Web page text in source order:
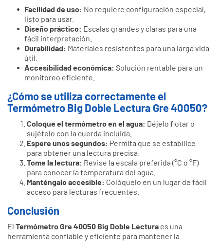
Facilidad de uso: No requiere configuración especial,
listo para usar.
Diseño práctico: Escalas grandes y claras para una
fácil interpretación.
Durabilidad: Materiales resistentes para una larga vida
útil.
Accesibilidad económica: Solución rentable para un
monitoreo eficiente.
¿Cómo se utiliza correctamente el
Termómetro Big Doble Lectura Gre 40050?
Coloque el termómetro en el agua: Déjelo flotar o
sujételo con la cuerda incluida.
Espere unos segundos: Permita que se estabilice
para obtener una lectura precisa.
Tome la lectura: Revise la escala preferida (°C o °F)
para conocer la temperatura del agua.
Manténgalo accesible: Colóquelo en un lugar de fácil
acceso para lecturas frecuentes.
Conclusión
El Termómetro Gre 40050 Big Doble Lectura es una
herramienta confiable y eficiente para mantener la